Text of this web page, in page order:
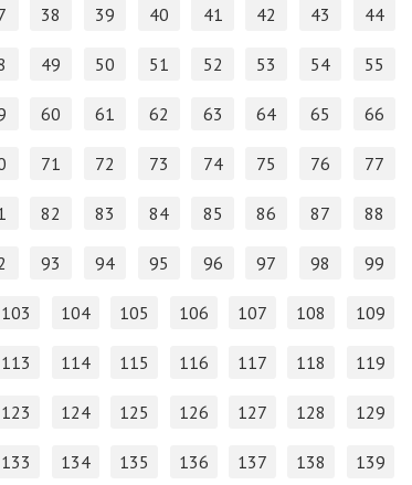
38 39 40 41 42 43 44
49 50 51 52 53 54 55
60 61 62 63 64 65 66
71 72 73 74 75 76 77
82 83 84 85 86 87 88
93 94 95 96 97 98 99
103 104 105 106 107 108 109
113 114 115 116 117 118 119
123 124 125 126 127 128 129
133 134 135 136 137 138 139